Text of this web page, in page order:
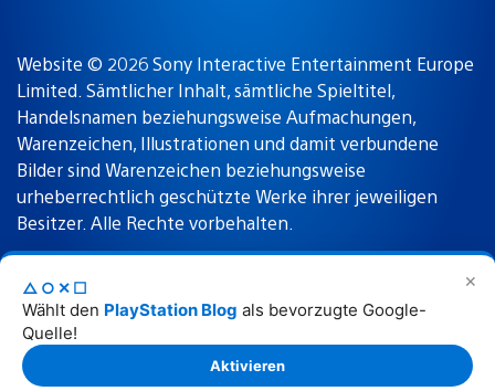
✕
△○✕☐
Wählt den PlayStation Blog als bevorzugte Google-
Quelle!
Aktivieren
Website © 2026 Sony Interactive Entertainment Europe
Limited. Sämtlicher Inhalt, sämtliche Spieltitel,
Handelsnamen beziehungsweise Aufmachungen,
Warenzeichen, Illustrationen und damit verbundene
Bilder sind Warenzeichen beziehungsweise
urheberrechtlich geschützte Werke ihrer jeweiligen
Besitzer. Alle Rechte vorbehalten.
Nutzungsbedingungen Datenschutzrichtlinie
Rechtliche Hinweise